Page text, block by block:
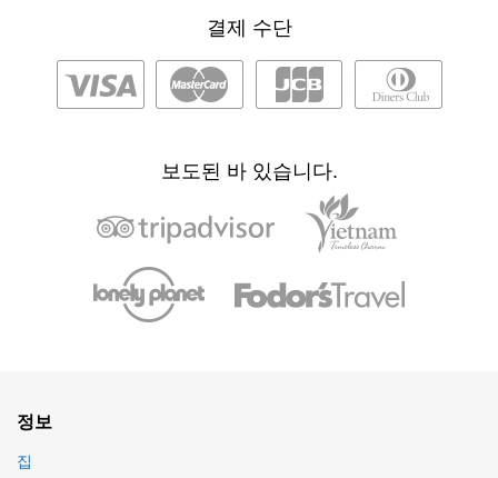
결제 수단
보도된 바 있습니다.
정보
집